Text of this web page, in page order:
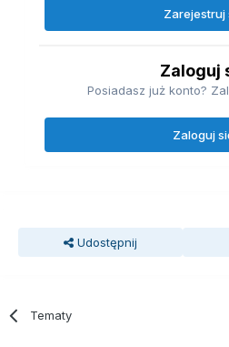
Zarejestruj
Zaloguj
Posiadasz już konto?
Zaloguj
Udostępnij
Tematy